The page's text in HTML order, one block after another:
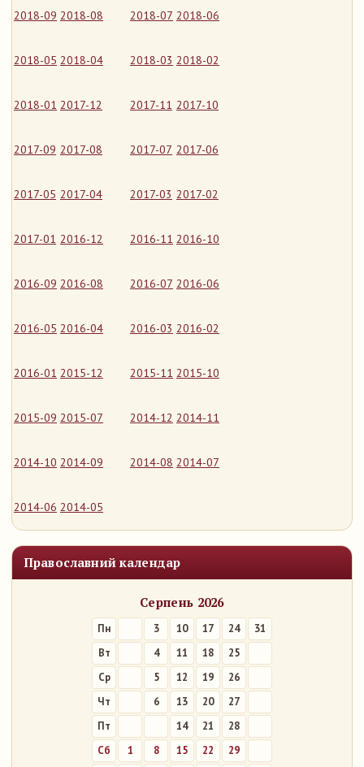
2018-09 2018-08 2018-07 2018-06
2018-05 2018-04 2018-03 2018-02
2018-01 2017-12 2017-11 2017-10
2017-09 2017-08 2017-07 2017-06
2017-05 2017-04 2017-03 2017-02
2017-01 2016-12 2016-11 2016-10
2016-09 2016-08 2016-07 2016-06
2016-05 2016-04 2016-03 2016-02
2016-01 2015-12 2015-11 2015-10
2015-09 2015-07 2014-12 2014-11
2014-10 2014-09 2014-08 2014-07
2014-06 2014-05
Православний календар
Серпень 2026
Пн 3 10 17 24
31
Вт
4 11 18
25
Ср
5 12 19
26
Чт
6 13 20
27
Пт
14 21
28
Сб
1 8 15 22
29